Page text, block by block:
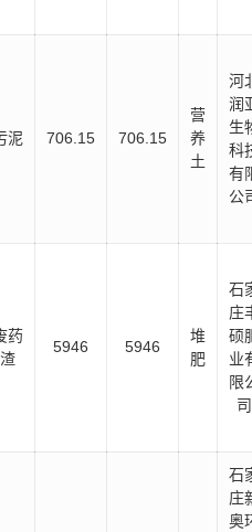
泥 706.15 706.15
营
养
土
河
润
生
科
有
公
药
渣
5946 5946
堆
肥
石
庄
硕
业
限
司
石
庄
奥